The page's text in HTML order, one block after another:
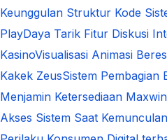
Keunggulan Struktur Kode
PlayDaya Tarik Fitur Diskusi
KasinoVisualisasi Animasi
Kakek ZeusSistem
Menjamin Ketersediaan Maxwin
Akses Sistem Saat